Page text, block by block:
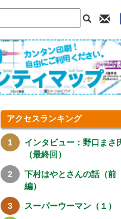
アクセスランキング
インタビュー：野口まさ
（最終回）
下村はやとさんの話（前
編）
スーパーウーマン（１）